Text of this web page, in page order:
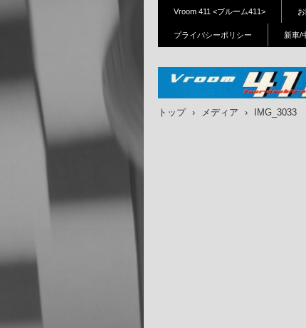
Vroom411(ブルーム411)
布、狛江、府中、三鷹、
Vroom 411 <ブルーム411>
プライバシーポリシー 新車/
トップ › メディア › IMG_3033